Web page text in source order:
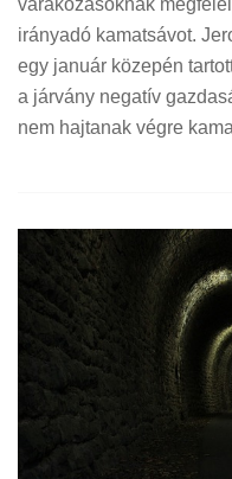
várakozásoknak
irányadó kamatsávot.
egy január közepén
a járvány negatív
nem hajtanak végre